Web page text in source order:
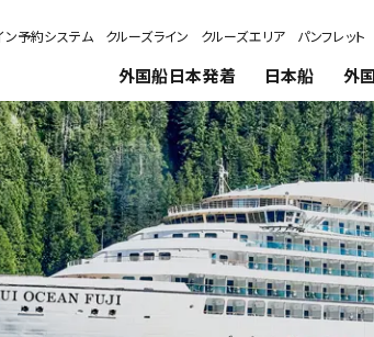
外国船日本発着 日本船 外
ン予約システム クルーズライン クルーズエリア パンフレット